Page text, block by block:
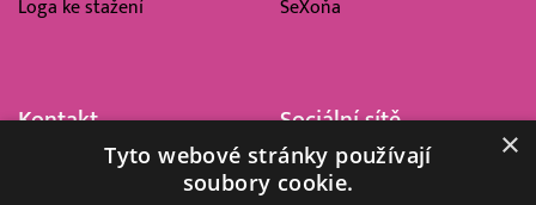
Loga ke stažení
SeXoňa
Kontakt
Barrandov Televizní Studio,
Sociální sítě
×
Tyto webové stránky používají
soubory cookie.